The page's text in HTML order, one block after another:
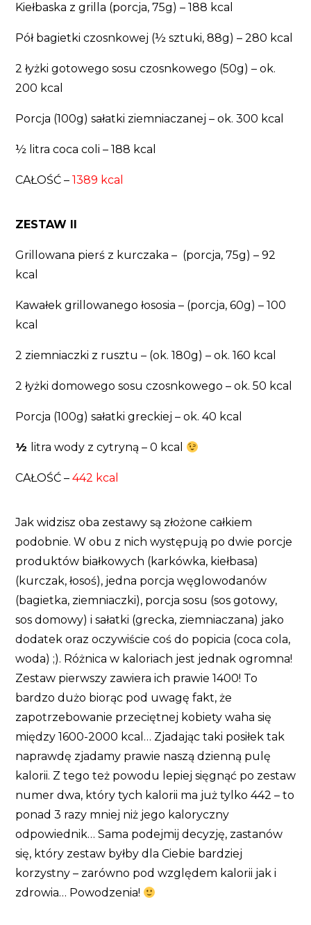
Kiełbaska z grilla (porcja, 75g) – 188 kcal
Pół bagietki czosnkowej (½ sztuki, 88g) – 280 kcal
2 łyżki gotowego sosu czosnkowego (50g) – ok.
200 kcal
Porcja (100g) sałatki ziemniaczanej – ok. 300 kcal
½ litra coca coli – 188 kcal
CAŁOŚĆ – 1389 kcal
ZESTAW II
Grillowana pierś z kurczaka – (porcja, 75g) – 92
kcal
Kawałek grillowanego łososia – (porcja, 60g) – 100
kcal
2 ziemniaczki z rusztu – (ok. 180g) – ok. 160 kcal
2 łyżki domowego sosu czosnkowego – ok. 50 kcal
Porcja (100g) sałatki greckiej – ok. 40 kcal
½ litra wody z cytryną – 0 kcal
CAŁOŚĆ – 442 kcal
Jak widzisz oba zestawy są złożone całkiem
podobnie. W obu z nich występują po dwie porcje
produktów białkowych (karkówka, kiełbasa)
(kurczak, łosoś), jedna porcja węglowodanów
(bagietka, ziemniaczki), porcja sosu (sos gotowy,
sos domowy) i sałatki (grecka, ziemniaczana) jako
dodatek oraz oczywiście coś do popicia (coca cola,
woda) ;). Różnica w kaloriach jest jednak ogromna!
Zestaw pierwszy zawiera ich prawie 1400! To
bardzo dużo biorąc pod uwagę fakt, że
zapotrzebowanie przeciętnej kobiety waha się
między 1600-2000 kcal… Zjadając taki posiłek tak
naprawdę zjadamy prawie naszą dzienną pulę
kalorii. Z tego też powodu lepiej sięgnąć po zestaw
numer dwa, który tych kalorii ma już tylko 442 – to
ponad 3 razy mniej niż jego kaloryczny
odpowiednik… Sama podejmij decyzję, zastanów
się, który zestaw byłby dla Ciebie bardziej
korzystny – zarówno pod względem kalorii jak i
zdrowia… Powodzenia!